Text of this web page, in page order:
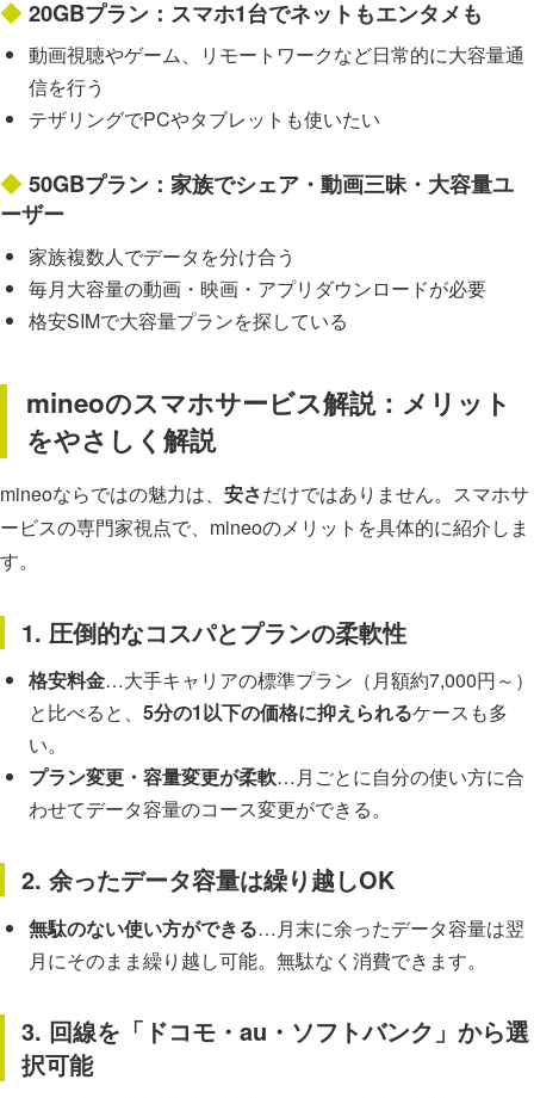
20GBプラン：スマホ1台でネットもエンタメも
動画視聴やゲーム、リモートワークなど日常的に大容量通
信を行う
テザリングでPCやタブレットも使いたい
50GBプラン：家族でシェア・動画三昧・大容量ユ
ーザー
家族複数人でデータを分け合う
毎月大容量の動画・映画・アプリダウンロードが必要
格安SIMで大容量プランを探している
mineoのスマホサービス解説：メリット
をやさしく解説
mineoならではの魅力は、 安さだけではありません。スマホサ
ービスの専門家視点で、mineoのメリットを具体的に紹介しま
す。
1. 圧倒的なコスパとプランの柔軟性
格安料金…大手キャリアの標準プラン（月額約7,000円～）
と比べると、 5分の1以下の価格に抑えられるケースも多
い。
プラン変更・容量変更が柔軟…月ごとに自分の使い方に合
わせてデータ容量のコース変更ができる。
2. 余ったデータ容量は繰り越しOK
無駄のない使い方ができる…月末に余ったデータ容量は翌
月にそのまま繰り越し可能。無駄なく消費できます。
3. 回線を「ドコモ・au・ソフトバンク」から選
択可能